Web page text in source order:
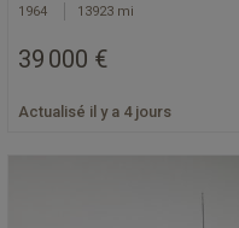
1964 13923 mi
39 000 €
Actualisé il y a 4 jours